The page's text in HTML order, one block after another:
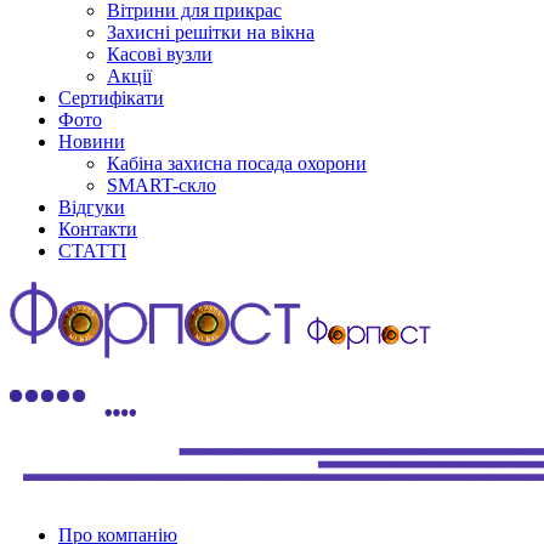
Вітрини для прикрас
Захисні решітки на вікна
Касові вузли
Акції
Сертифікати
Фото
Новини
Кабіна захисна посада охорони
SMART-скло
Відгуки
Контакти
СТАТТІ
Про компанію